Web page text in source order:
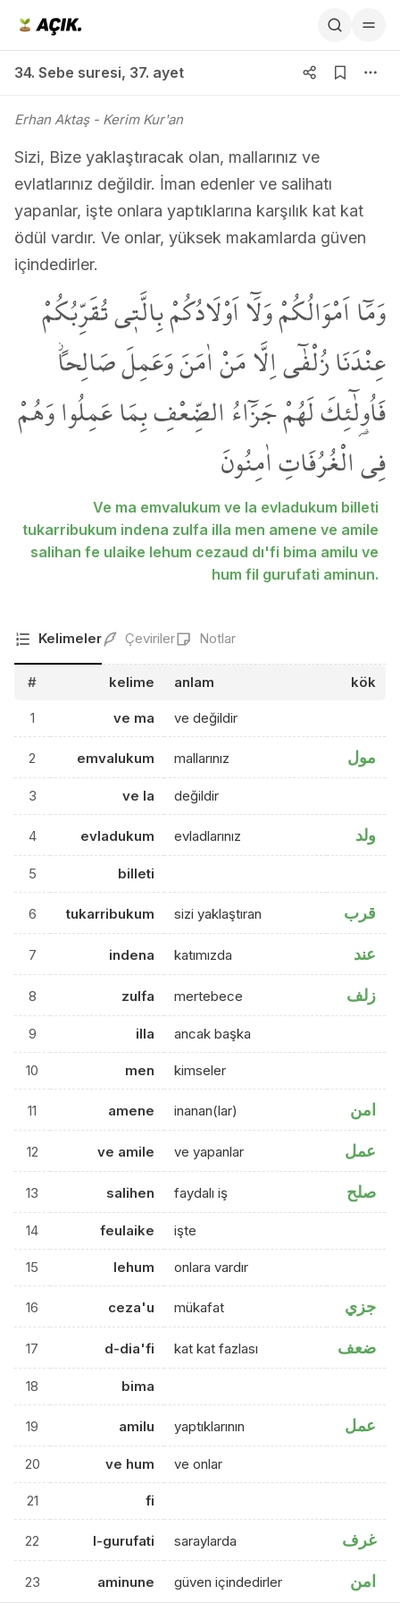
34. Sebe suresi, 37. ayet
Erhan Aktaş- Kerim Kur'an
Sizi, Bize yaklaştıracak olan, mallarınız ve
evlatlarınız değildir. İman edenler ve salihatı
yapanlar, işte onlara yaptıklarına karşılık kat kat
ödül vardır. Ve onlar, yüksek makamlarda güven
içindedirler.
وَمَٓا اَمْوَالُكُمْ وَلَٓا اَوْلَادُكُمْ بِالَّت۪ي تُقَرِّبُكُمْ
عِنْدَنَا زُلْفٰٓى اِلَّا مَنْ اٰمَنَ وَعَمِلَ صَالِحاًۘ
فَاُو۬لٰٓئِكَ لَهُمْ جَزَٓاءُ الضِّعْفِ بِمَا عَمِلُوا وَهُمْ
فِي الْغُرُفَاتِ اٰمِنُونَ
Ve ma emvalukum ve la evladukum billeti
tukarribukum indena zulfa illa men amene ve amile
salihan fe ulaike lehum cezaud dı'fi bima amilu ve
hum fil gurufati aminun.
Kelimeler Çeviriler Notlar
# kelime anlam kök
1 ve ma ve değildir
2 emvalukum mallarınız مول
3 ve la değildir
4 evladukum evladlarınız ولد
5 billeti
6 tukarribukum sizi yaklaştıran قرب
7 indena katımızda عند
8 zulfa mertebece زلف
9 illa ancak başka
10 men kimseler
11 amene inanan(lar) امن
12 ve amile ve yapanlar عمل
13 salihen faydalı iş صلح
14 feulaike işte
15 lehum onlara vardır
16 ceza'u mükafat جزي
17 d-dia'fi kat kat fazlası ضعف
18 bima
19 amilu yaptıklarının عمل
20 ve hum ve onlar
21 fi
22 l-gurufati saraylarda غرف
23 aminune güven içindedirler امن